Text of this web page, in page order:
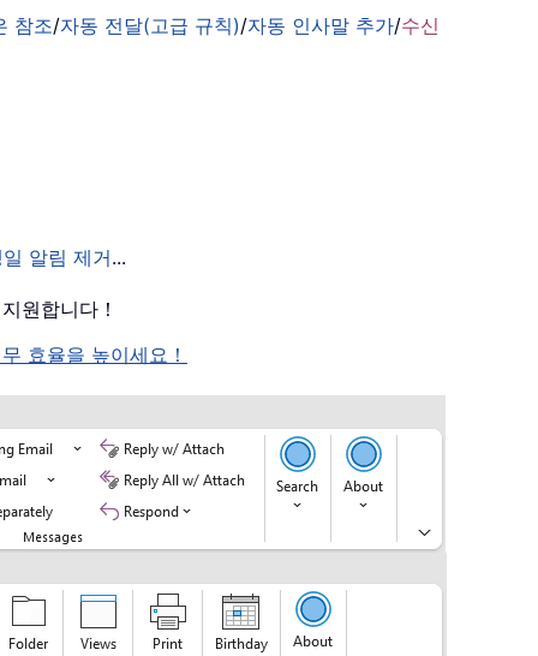
참조/자동 전달(고급 규칙)/자동 인사말 추가/수신
알림 제거...
원합니다！
효율을 높이세요！